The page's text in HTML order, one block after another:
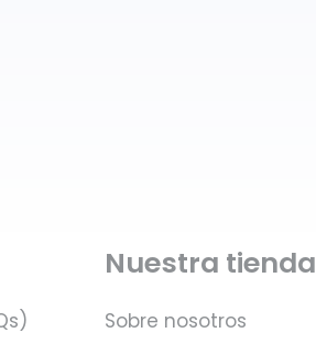
Nuestra tienda
Sobre nosotros